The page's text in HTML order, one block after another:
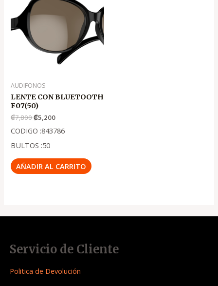
AUDIFONOS
LENTE CON BLUETOOTH
F07(50)
₡7,800
original
.
₡5,200
actual
₡5,200
CODIGO :843786
BULTOS :50
AÑADIR AL CARRITO
Servicio de Cliente
Politica de Devolución